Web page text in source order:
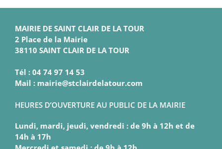
MAIRIE DE SAINT CLAIR DE LA TOUR
2 Place de la Mairie
38110 SAINT CLAIR DE LA TOUR
Tél : 04 74 97 14 53
Mail : mairie@stclairdelatour.com
HEURES D’OUVERTURE AU PUBLIC DE LA MAIRIE
Lundi, mardi, jeudi, vendredi : de 9h à 12h et de
14h à 17h